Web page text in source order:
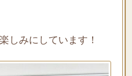
しみにしています！